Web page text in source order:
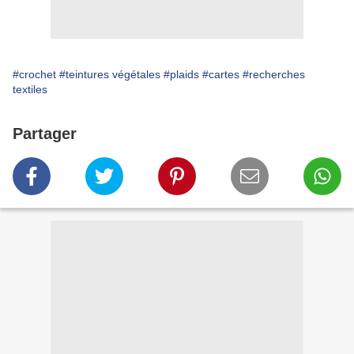
#crochet #teintures végétales #plaids #cartes #recherches
textiles
Partager